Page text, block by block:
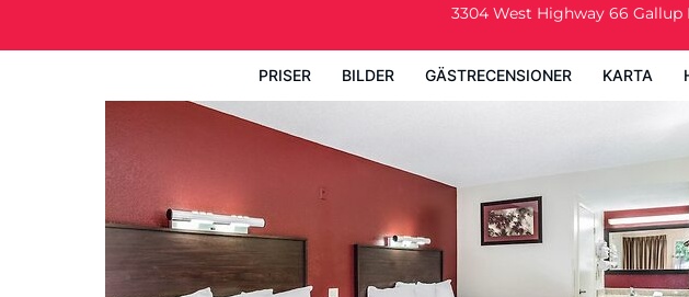
3304 West Highway 66 Gallup
PRISER BILDER GÄSTRECENSIONER KARTA